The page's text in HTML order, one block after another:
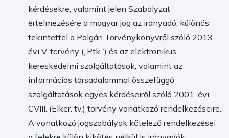
kérdésekre, valamint jelen Szabályzat
értelmezésére a magyar jog az irányadó, különös
tekintettel a Polgári Törvénykönyvről szóló 2013.
évi V. törvény („Ptk.”) és az elektronikus
kereskedelmi szolgáltatások, valamint az
információs társadalommal összefüggő
szolgáltatások egyes kérdéseiről szóló 2001. évi
CVIII. (Elker. tv.) törvény vonatkozó rendelkezéseire.
A vonatkozó jogszabályok kötelező rendelkezései